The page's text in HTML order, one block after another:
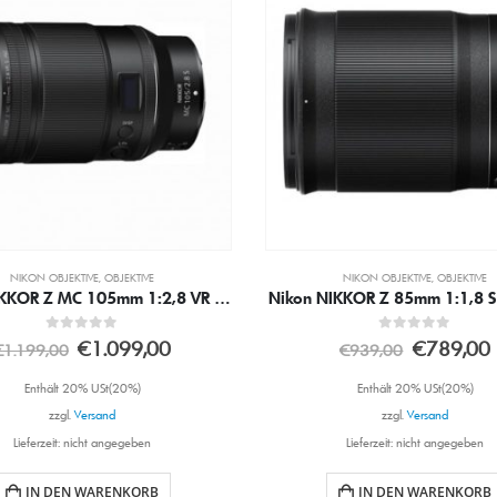
NIKON OBJEKTIVE, OBJEKTIVE
Z 85mm 1:1,8 S Objektiv
out of 5
€939,00 €789,00
Enthält 20% USt(20%)
zzgl.Versand
Lieferzeit: nicht angegeben
IN DEN WARENKORB
NIKON OBJEKTIVE, OBJEKTIVE
out of 5
2.799,00 €2.399,00
Enthält 20% USt(20%)
zzgl.Versand
Lieferzeit: nicht angegeben
IN DEN WARENKORB